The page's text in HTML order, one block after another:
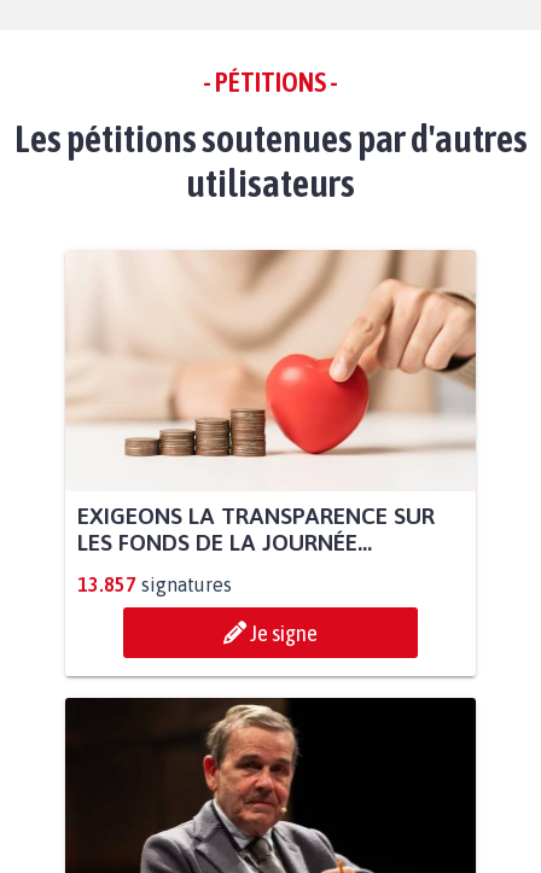
- PÉTITIONS -
Les pétitions soutenues par d'autres
utilisateurs
EXIGEONS LA TRANSPARENCE SUR
LES FONDS DE LA JOURNÉE...
13.857 signatures
Je signe